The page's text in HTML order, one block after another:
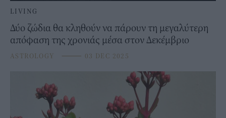
LIVING
Δύο ζώδια θα κληθούν να πάρουν τη μεγαλύτερη
απόφαση της χρονιάς μέσα στον Δεκέμβριο
ASTROLOGY ⸻ 03 DEC 2025